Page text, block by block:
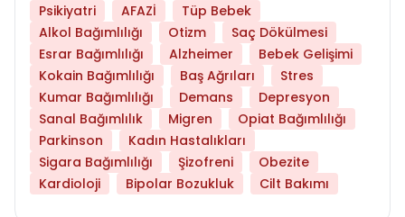
Psikiyatri AFAZİ
Tüp Bebek
Alkol Bağımlılığı
Otizm
Saç Dökülmesi
Esrar Bağımlılığı
Alzheimer
Bebek Gelişimi
Kokain Bağımlılığı
Baş Ağrıları
Stres
Kumar Bağımlılığı
Demans
Depresyon
Sanal Bağımlılık
Migren
Opiat Bağımlılığı
Parkinson
Kadın Hastalıkları
Sigara Bağımlılığı
Şizofreni
Obezite
Kardioloji
Bipolar Bozukluk Cilt Bakımı